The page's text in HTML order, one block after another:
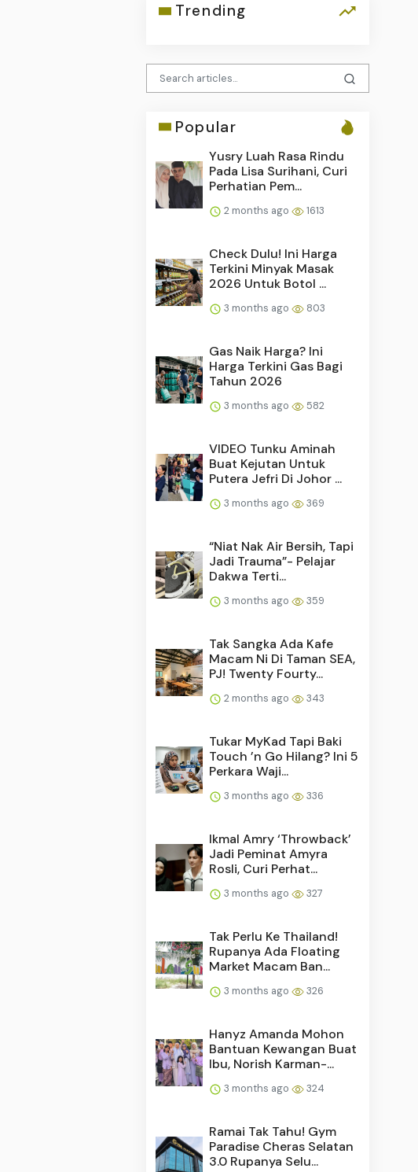
Trending
Popular
Yusry Luah Rasa Rindu
Pada Lisa Surihani, Curi
Perhatian Pem...
2 months ago 1613
Check Dulu! Ini Harga
Terkini Minyak Masak
2026 Untuk Botol ...
3 months ago 803
Gas Naik Harga? Ini
Harga Terkini Gas Bagi
Tahun 2026
3 months ago 582
VIDEO Tunku Aminah
Buat Kejutan Untuk
Putera Jefri Di Johor ...
3 months ago 369
“Niat Nak Air Bersih, Tapi
Jadi Trauma”- Pelajar
Dakwa Terti...
3 months ago 359
Tak Sangka Ada Kafe
Macam Ni Di Taman SEA,
PJ! Twenty Fourty...
2 months ago 343
Tukar MyKad Tapi Baki
Touch ’n Go Hilang? Ini 5
Perkara Waji...
3 months ago 336
Ikmal Amry ‘Throwback’
Jadi Peminat Amyra
Rosli, Curi Perhat...
3 months ago 327
Tak Perlu Ke Thailand!
Rupanya Ada Floating
Market Macam Ban...
3 months ago 326
Hanyz Amanda Mohon
Bantuan Kewangan Buat
Ibu, Norish Karman-...
3 months ago 324
Ramai Tak Tahu! Gym
Paradise Cheras Selatan
3.0 Rupanya Selu...